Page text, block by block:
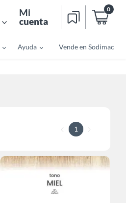
Mi
cuenta
0
Ayuda Vende en Sodimac
1